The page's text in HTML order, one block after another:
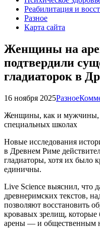
Реабилитация и
Разное
Карта сайта
Женщины на
подтвердили
гладиаторок в
16 ноября 2025Разное
Женщины, как и мужчины,
специальных школах
Новые исследования
в Древнем Риме
гладиаторы, хотя их было
единичны.
Live Science выяснил, что
древнеримских текстов,
позволяют восстановить
кровавых зрелищ,
арены — и общественным